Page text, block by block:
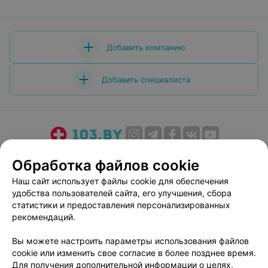
Добавить компанию
Добавить специалиста
Медицинский маркетинг
Публичный договор
Пользовательское соглашение
Способы оплаты
Вакансии
Партнеры
Написать руководителю 103.by
Персональные настройки cookie
Обработка файлов cookie
Наш сайт использует файлы cookie для обеспечения
удобства пользователей сайта, его улучшения, сбора
статистики и предоставления персонализированных
рекомендаций.
Вы можете настроить параметры использования файлов
cookie или изменить свое согласие в более позднее время.
Для получения дополнительной информации о целях,